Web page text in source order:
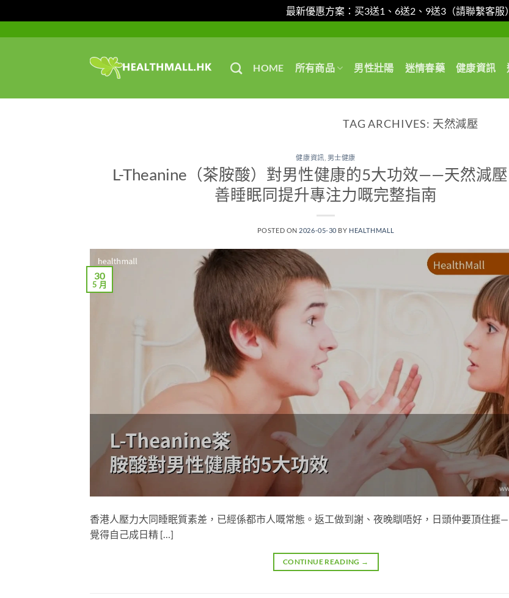
最新優惠方案：买3送1、6送2、9送3（請聯繫客服
HOME 所有商品 男性壯陽 迷情春藥 健康資訊
TAG ARCHIVES: 天然減壓
健康資訊 男士健康
L-Theanine（茶胺酸）對男性健康的5大功效——天然減
善睡眠同提升專注力嘅完整指南
POSTED ON 2026-05-30 BY HEALTHMALL
30
5 月
香港人壓力大同睡眠質素差，已經係都市人嘅常態。返工做到謝、夜晚瞓唔好，日頭仲要頂住捱
覺得自己成日精 […]
CONTINUE READING →